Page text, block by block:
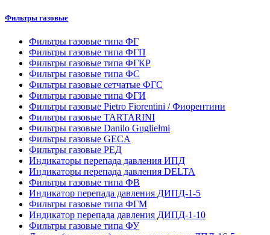
Фильтры газовые
Фильтры газовые типа ФГ
Фильтры газовые типа ФГП
Фильтры газовые типа ФГКР
Фильтры газовые типа ФС
Фильтры газовые сетчатые ФГС
Фильтры газовые типа ФГИ
Фильтры газовые Pietro Fiorentini / Фиорентини
Фильтры газовые TARTARINI
Фильтры газовые Danilo Guglielmi
Фильтры газовые GECA
Фильтры газовые РЕД
Индикаторы перепада давления ИПД
Индикаторы перепада давления DELTA
Фильтры газовые типа ФВ
Индикатор перепада давления ДИПД-1-5
Фильтры газовые типа ФГМ
Индикатор перепада давления ДИПД-1-10
Фильтры газовые типа ФУ